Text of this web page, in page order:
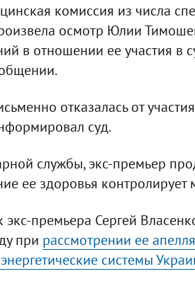
комиссия из числа
осмотр Юлии
в отношении ее участия в
отказалась от
суд.
службы, экс-премьер
ее здоровья
премьера Сергей
при рассмотрении ее
системы